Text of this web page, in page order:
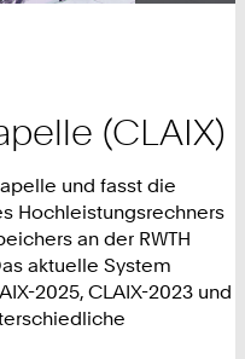
(CLAIX)
und fasst die
Hochleistungsrechners
an der RWTH
aktuelle System
2025, CLAIX-2023 und